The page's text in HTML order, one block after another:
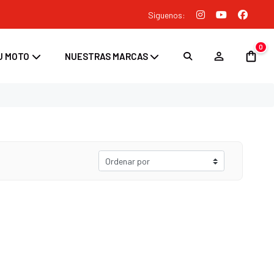
Siguenos:
MOTO NUESTRAS MARCAS
0